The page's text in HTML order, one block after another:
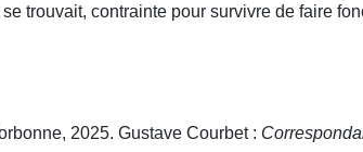
trouvait, contrainte pour survivre de faire
2025. Gustave Courbet :